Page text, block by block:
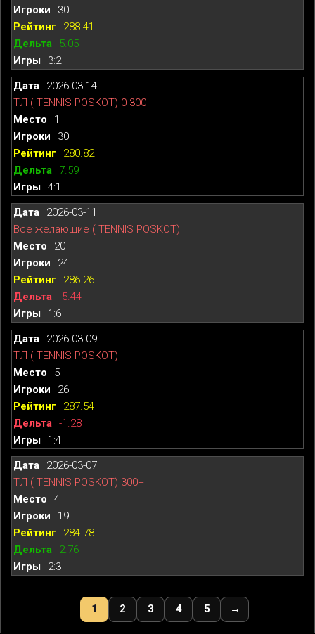
30
288.41
5.05
3:2
2026-03-14
ТЛ ( TENNIS POSKOT) 0-300
1
30
280.82
7.59
4:1
2026-03-11
Все желающие ( TENNIS POSKOT)
20
24
286.26
-5.44
1:6
2026-03-09
ТЛ ( TENNIS POSKOT)
5
26
287.54
-1.28
1:4
2026-03-07
ТЛ ( TENNIS POSKOT) 300+
4
19
284.78
2.76
2:3
1 2 3 4 5 →